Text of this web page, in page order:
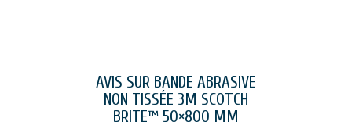
AVIS SUR BANDE ABRASIVE
NON TISSÉE 3M SCOTCH
BRITE™ 50×800 MM